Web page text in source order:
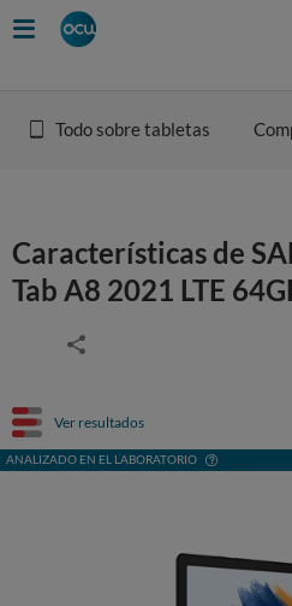
Todo sobre tabletas
Características de
Tab A8 2021 LTE
Ver resultados
ANALIZADO EN EL LABORATORIO